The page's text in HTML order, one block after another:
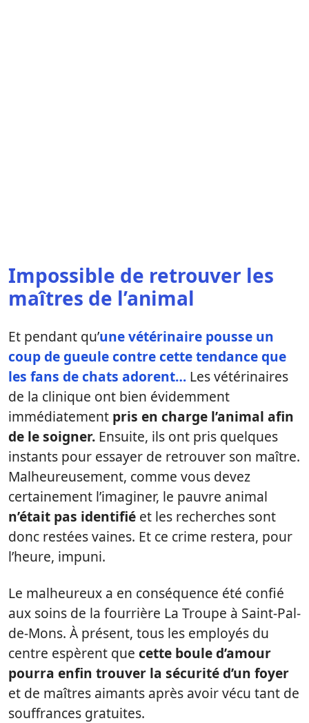
Impossible de retrouver les
maîtres de l’animal
Et pendant qu’une vétérinaire pousse un
coup de gueule contre cette tendance que
les fans de chats adorent… Les vétérinaires
de la clinique ont bien évidemment
immédiatement pris en charge l’animal afin
de le soigner. Ensuite, ils ont pris quelques
instants pour essayer de retrouver son maître.
Malheureusement, comme vous devez
certainement l’imaginer, le pauvre animal
n’était pas identifié et les recherches sont
donc restées vaines. Et ce crime restera, pour
l’heure, impuni.
Le malheureux a en conséquence été confié
aux soins de la fourrière La Troupe à Saint-Pal-
de-Mons. À présent, tous les employés du
centre espèrent que cette boule d’amour
pourra enfin trouver la sécurité d’un foyer
et de maîtres aimants après avoir vécu tant de
souffrances gratuites.